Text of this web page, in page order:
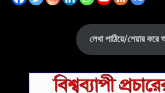
লেখা পাঠিয়ে/শেয়ার